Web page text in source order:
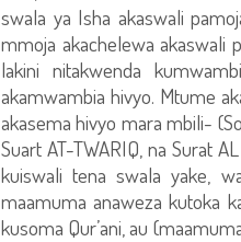
swala ya Isha akaswali
mmoja akachelewa akaswali
lakini nitakwenda
akamwambia hivyo. Mtume
akasema hivyo mara mbili-
Suart AT-TWARIQ, na Surat
kuiswali tena swala yake,
maamuma anaweza kutoka
kusoma Qur’ani, au